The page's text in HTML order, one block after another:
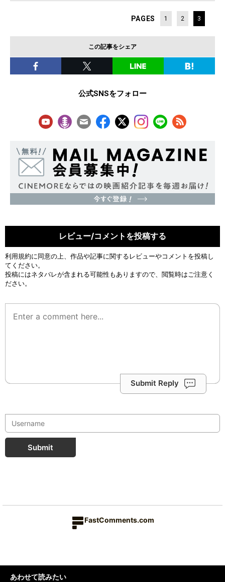
PAGES 1 2 3
この記事をシェア
公式SNSをフォロー
レビュー/コメントを投稿する
利用規約に同意の上、作品や記事に関するレビューやコメントを投稿し
てください。
投稿にはネタバレが含まれる可能性もありますので、閲覧時はご注意く
ださい。
Submit Reply
Submit
FastComments.com
あわせて読みたい